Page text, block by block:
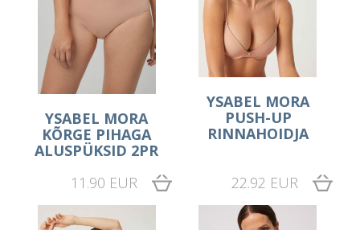
YSABEL MORA
KÕRGE PIHAGA
ALUSPÜKSID 2PR
11.90 EUR
YSABEL MORA
PUSH-UP
RINNAHOIDJA
22.92 EUR